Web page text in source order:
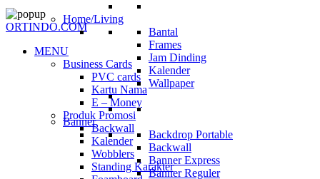
Home/Living
Bantal
Frames
Jam Dinding
Kalender
Wallpaper
Banner
Backdrop Portable
Backwall
Banner Express
Banner Reguler
ORTINDO.COM
MENU
Business Cards
PVC cards
Kartu Nama
E – Money
Produk Promosi
Backwall
Kalender
Wobblers
Standing Karakter